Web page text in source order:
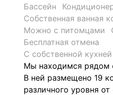
Бассейн
Собственная ванная
Можно с питомцами
Бесплатная отмена
С собственной кухней
Мы находимся рядом
В ней размещено 19
различного уровня